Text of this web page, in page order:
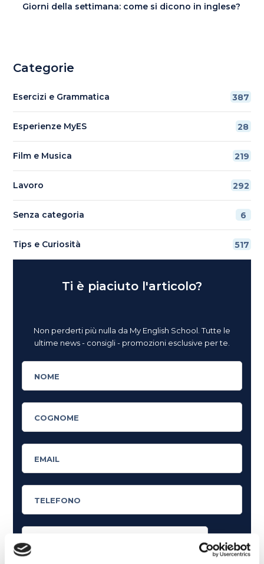
Giorni della settimana: come si dicono in inglese?
Categorie
Esercizi e Grammatica 387
Esperienze MyES 28
Film e Musica 219
Lavoro 292
Senza categoria 6
Tips e Curiosità 517
Ti è piaciuto l'articolo?
Non perderti più nulla da My English School. Tutte le
ultime news - consigli - promozioni esclusive per te.